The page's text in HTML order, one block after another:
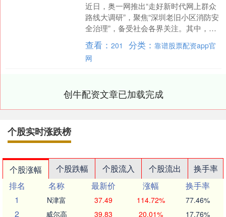
近日，奥一网推出“走好新时代网上群众
路线大调研”，聚焦“深圳老旧小区消防安
全治理”，备受社会各界关注。其中，南
山区招北综合楼小区消火栓被业主圈占
于家中，导致消防....
查看：201 分类：靠谱股票配资app官
网
创牛配资文章已加载完成
个股实时涨跌榜
个股涨幅 个股跌幅 个股流入 个股流出
换手率
排名
名称 最新价 涨幅
换手率
1
N津富 37.49 114.72% 77.46%
2 威尔高 39.83 20.01% 17.76%